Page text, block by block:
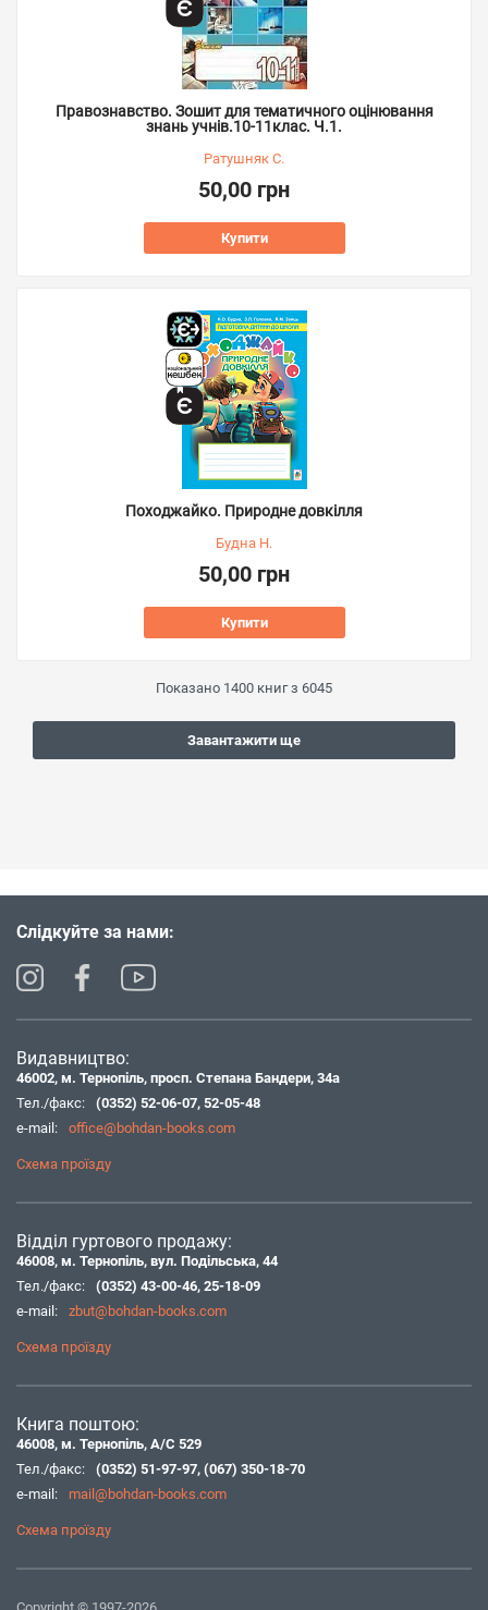
Правознавство. Зошит для тематичного оцінювання
знань учнів.10-11клас. Ч.1.
Ратушняк С.
50,00 грн
Купити
Походжайко. Природне довкілля
Будна Н.
50,00 грн
Купити
Показано 1400 книг з 6045
Завантажити ще
Слідкуйте за нами:
Видавництво:
46002, м. Тернопіль, просп. Степана Бандери, 34а
Тел./факс:
(0352) 52-06-07, 52-05-48
e-mail:
office@bohdan-books.com
Схема проїзду
Відділ гуртового продажу:
46008, м. Тернопіль, вул. Подільська, 44
Тел./факс:
(0352) 43-00-46, 25-18-09
e-mail:
zbut@bohdan-books.com
Схема проїзду
Книга поштою:
46008, м. Тернопіль, А/С 529
Тел./факс:
(0352) 51-97-97, (067) 350-18-70
e-mail:
mail@bohdan-books.com
Схема проїзду